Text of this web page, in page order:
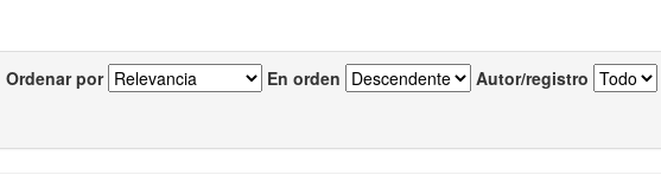
Ordenar por En orden Autor/registro